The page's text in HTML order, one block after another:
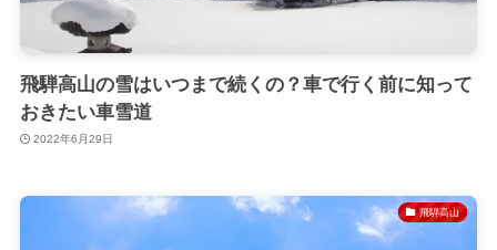
飛騨高山の雪はいつまで続くの？車で行く前に知って
おきたい車雪道
2022年6月29日
飛騨高山